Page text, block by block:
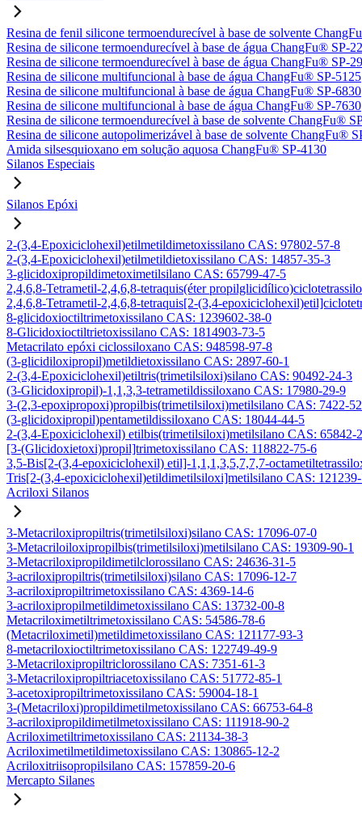
Resina de fenil silicone termoendurecível à base de solvente
Resina de silicone termoendurecível à base de água ChangFu® SP-
Resina de silicone termoendurecível à base de água ChangFu® SP-
Resina de silicone multifuncional à base de água ChangFu® SP-5125
Resina de silicone multifuncional à base de água ChangFu® SP-6830
Resina de silicone multifuncional à base de água ChangFu® SP-7630
Resina de silicone termoendurecível à base de solvente ChangFu®
Resina de silicone autopolimerizável à base de solvente ChangFu®
Amida silsesquioxano em solução aquosa ChangFu® SP-4130
Silanos Especiais
Silanos Epóxi
2-(3,4-Epoxiciclohexil)etilmetildimetoxissilano CAS: 97802-57-8
2-(3,4-Epoxiciclohexil)etilmetildietoxissilano CAS: 14857-35-3
3-glicidoxipropildimetoximetilsilano CAS: 65799-47-5
2,4,6,8-Tetrametil-2,4,6,8-tetraquis(éter
2,4,6,8-Tetrametil-2,4,6,8-tetraquis[2-(3,4-
8-glicidoxioctiltrimetoxissilano CAS: 1239602-38-0
8-Glicidoxioctiltrietoxissilano CAS: 1814903-73-5
Metacrilato epóxi ciclossiloxano CAS: 948598-97-8
(3-glicidiloxipropil)metildietoxissilano CAS: 2897-60-1
2-(3,4-Epoxiciclohexil)etiltris(trimetilsiloxi)silano CAS: 90492-24-3
(3-Glicidoxipropil)-1,1,3,3-tetrametildissiloxano CAS: 17980-29-9
3-(2,3-epoxipropoxi)propilbis(trimetilsiloxi)metilsilano CAS: 7422-
(3-glicidoxipropil)pentametildissiloxano CAS: 18044-44-5
2-(3,4-Epoxiciclohexil) etilbis(trimetilsiloxi)metilsilano CAS: 65842-
[3-(Glicidoxietoxi)propil]trimetoxissilano CAS: 118822-75-6
3,5-Bis[2-(3,4-epoxiciclohexil) etil]-1,1,1,3,5,7,7,7-
Tris[2-(3,4-epoxiciclohexil)etildimetilsiloxi]metilsilano CAS:
Acriloxi Silanos
3-Metacriloxipropiltris(trimetilsiloxi)silano CAS: 17096-07-0
3-Metacriloiloxipropilbis(trimetilsiloxi)metilsilano CAS: 19309-90-1
3-Metacriloxipropildimetilclorossilano CAS: 24636-31-5
3-acriloxipropiltris(trimetilsiloxi)silano CAS: 17096-12-7
3-acriloxipropiltrimetoxissilano CAS: 4369-14-6
3-acriloxipropilmetildimetoxissilano CAS: 13732-00-8
Metacriloximetiltrimetoxissilano CAS: 54586-78-6
(Metacriloximetil)metildimetoxissilano CAS: 121177-93-3
8-metacriloxioctiltrimetoxissilano CAS: 122749-49-9
3-Metacriloxipropiltriclorossilano CAS: 7351-61-3
3-Metacriloxipropiltriacetoxissilano CAS: 51772-85-1
3-acetoxipropiltrimetoxissilano CAS: 59004-18-1
3-(Metacriloxi)propildimetilmetoxissilano CAS: 66753-64-8
3-acriloxipropildimetilmetoxissilano CAS: 111918-90-2
Acriloximetiltrimetoxissilano CAS: 21134-38-3
Acriloximetilmetildimetoxissilano CAS: 130865-12-2
Acriloxitriisopropilsilano CAS: 157859-20-6
Mercapto Silanes